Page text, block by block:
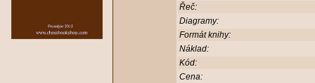
Řeč:
Diagramy:
Formát knihy:
Náklad:
Kód:
Cena: